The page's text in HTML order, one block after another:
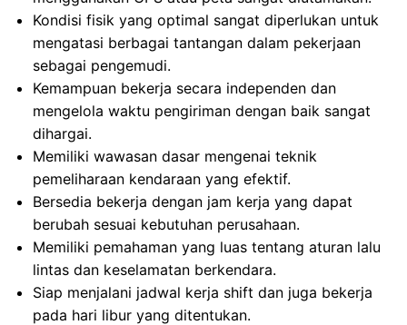
Kondisi fisik yang optimal sangat diperlukan untuk
mengatasi berbagai tantangan dalam pekerjaan
sebagai pengemudi.
Kemampuan bekerja secara independen dan
mengelola waktu pengiriman dengan baik sangat
dihargai.
Memiliki wawasan dasar mengenai teknik
pemeliharaan kendaraan yang efektif.
Bersedia bekerja dengan jam kerja yang dapat
berubah sesuai kebutuhan perusahaan.
Memiliki pemahaman yang luas tentang aturan lalu
lintas dan keselamatan berkendara.
Siap menjalani jadwal kerja shift dan juga bekerja
pada hari libur yang ditentukan.